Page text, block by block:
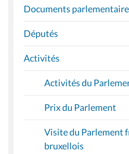
I
G
A
T
I
O
Documents
Députés
Activités
Activités du
Prix du Parlement
Visite du Parlement
bruxellois